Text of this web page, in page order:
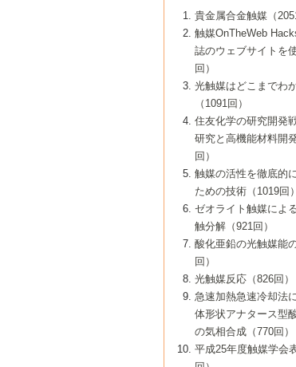
8号 高機能化ポリオレフィンに
触媒の最近の進展
7号 持続可能社会実現のための
触媒関連技術
5号 若手会員による触媒研究の
企業編
6号 第102回触媒討論会
7号 触媒・化学反応における計
8号 若手研究者による触媒研
2：大学・研究所編
5号 こんな物質，あんな物質―
の可能性―
7号 『結晶の化学』を活かし
8号 イオン液体の応用
5号 水素製造・貯蔵のための
しい展開
6号 第98回触媒討論会
7号 基礎化学品製造の触媒技術
8号 多機能型リアクター
4号 水分解用光触媒材料
5号 時間分解分光の進歩と応用
6号 第96回触媒討論会
8号 超臨界流体を用いた化学
2号 第93回触媒討論会
3号 特殊エネルギー場の触媒反
4号 生体内における金属の触
5号 ファインケミカルズの展開
6号 第94回触媒討論会
7号 サブナノレベルでみた新
8号 オレフィン重合触媒の新た
1号 なぜこの触媒が良いのか？
2号 第91回触媒討論会
3号 最近の自動車排ガス処理技
4号 触媒研究の現状と将来─第
5号 基礎化学品製造の触媒技術
6号 第92回触媒討論会
7号 基礎化学品製造の触媒技術
8号 資源の循環と触媒技術
▼44巻（2002年）
1号 高次制御された触媒の化学
2号 第89回触媒討論会
3号 触媒を利用した電気化学の
4号 ナノ材料の調製と機能化
5号 こんな触媒が欲しい
6号 第90回触媒討論会
7号 触媒研究と学術雑誌/情報
8号 若い世代からみた触媒化学
▼43巻（2001年）
1号 グリーンケミストリーと触
2号 第87回触媒討論会特集号
3号 生体触媒とバイオプロセス
4号 水素製造・利用の触媒化学
5号 触媒研究における新しい切
ビナトリアルケミストリー
6号 第88回触媒討論会特集号
7号 企業における触媒研究の
8号 この材料を触媒として使
▼42巻（2000年）
1号 触媒反応工学の明日を拓く
2号 第85回触媒討論会
3号 反応ダイナミクス
5号 触媒のおもしろさをどの
6号 第86回触媒討論会
7号 水素化精製触媒の新しい展
8号 新しい反応性と機能性を目
クラスタ-化学
▼41巻（1999年）
1号 孔、穴、あな?-特異な空間
2号 第83回触媒討論会
3号 均一系触媒反応最前線
4号 実用炭素材料の新展開
5号 研究の方法論を考える
7号 機能性金属材料と触媒
8号 触媒研究へのNMRの応用と
▼40巻（1998年）
進展と21世紀への提言/創立40
媒学会この10年の歩みとこれ
2号 第81回触媒討論会
3号 計算機触媒化学へのさそい
4号 触媒劣化の制御と予測
5号 最新の実用プロセスと触媒
6号 第82回触媒討論会
7号 ナノ構造体の化学
8号 あの反応は今
1号 均一系と不均一系触媒反応
接点
2号 第79回触媒討論会
3号 最新NO除去触媒の実用化
4号 新しい反応場を目指した触
5号 反応・分離技術の新しい展
6号 第80回触媒討論会
8号 AFMでみる世界
▼38巻（1996年）
1号 触媒の構造と触媒作用/C1
する21世紀への触媒
3号 オリンピックメダル:金・
な触媒作用を示すか
4号 触媒作用における機能の複
5号 未来を拓け！若手研究者
6号 第78回触媒討論会
7号 ダイナミックな領域への
開/C1化学を中心とする21世紀
▼37巻（1995年）
1号 ファインケミカルズと固体
2号 第75回触媒討論会
3号 希土類を利用した触媒
4号 触媒とリサイクル
5号 エネルギー変換触媒
6号 第76回触媒討論会
7号 表面吸着相の新しい展開
8号 マイクロポーラス・クリス
▼36巻（1994年）
1号 電気化学と触媒
2号 第73回触媒討論会
3号 C4化学の展開
4号 《通常号》
5号 《通常号》
6号 第74回触媒討論会
▼35巻（1993年）
1号 工業触媒開発マニュアル
業化まで
2号 第71回触媒討論会
3号 研究開発のうらおもて―着
4号 触媒劣化と寿命の予測
5号 環境に優しい触媒
▼34巻（1992年）
1号 インパクトを与えたこの研
2号 第69回触媒討論会
3号 ケミカルズ合成触媒―新
▼33巻（1991年）
1号 触媒プロセス開発マニュ
ら工業化まで，知っておきた
2号 第67回触媒討論会
▼32巻（1990年）
1号 21世紀に向けて触媒研究の
す―触媒化学の裾野を広げよう
2号 第65回触媒討論会
▼31巻（1989年）
1号 情報科学と反応設計・材料
▼30巻（1988年）
貴金属合金触媒（
触媒OnTheWeb
誌のウェブサイトを
回）
光触媒はどこまでわ
（1091回）
住友化学の研究開発
研究と高機能材料開
回）
触媒の活性を徹底的
ための技術（1019回）
ゼオライト触媒によ
触分解（921回）
酸化亜鉛の光触媒能
回）
光触媒反応（826回）
急速加熱急速冷却法
体形状アナタース型
の気相合成（770回）
平成25年度触媒学会